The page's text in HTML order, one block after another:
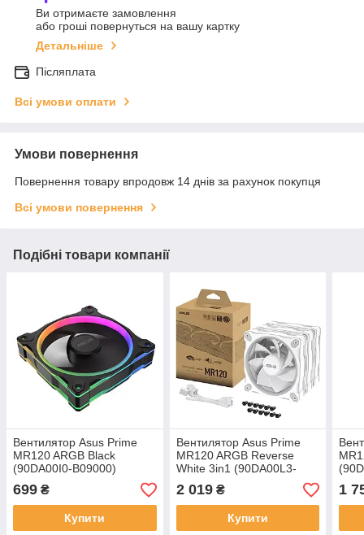
Ви отримаєте замовлення
або гроші повернуться на вашу картку
Детальніше
Післяплата
Всі умови оплати
Умови повернення
Повернення товару впродовж 14 днів за рахунок покупця
Всі умови повернення
Подібні товари компанії
Вентилятор Asus Prime
MR120 ARGB Black
(90DA00I0-B09000)
699 ₴
Купити
Вентилятор Asus Prime
MR120 ARGB Reverse
White 3in1 (90DA00L3-
B09020)
2 019₴
Купити
1